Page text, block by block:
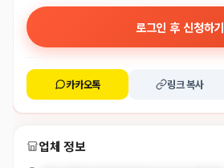
로그인 후 신청하기
카카오톡 링크 복사
업체 정보